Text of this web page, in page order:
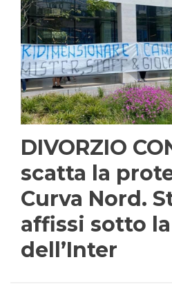
DIVORZIO
scatta la
Curva Nord.
affissi sotto
dell’Inter